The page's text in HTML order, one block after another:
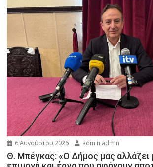
6 Αυγούστου 2026 admin admin
Θ. Μπέγκας: «Ο Δήμος μας αλλάζει